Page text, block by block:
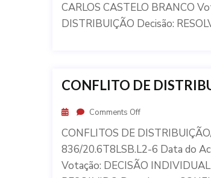
CARLOS CASTELO BRANCO
DISTRIBUIÇÃO Decisão:
CONFLITO DE
Comments Off
CONFLITOS DE
836/20.6T8LSB.L2-6 Data do
Votação: DECISÃO